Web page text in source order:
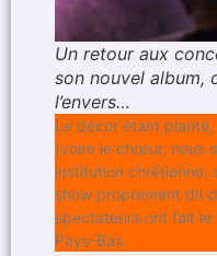
Un retour aux
son nouvel album,
l’envers…
Le décor étant
(voire le chœur, nous
institution chrétienne,
show proprement dit
spectateurs ont fait le
Pays-Bas.